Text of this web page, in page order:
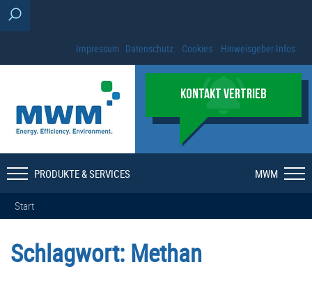
Impressum Datenschutz Cookies Hinweisgeber-Infos
KONTAKT VERTRIEB
PRODUKTE & SERVICES MWM
Start
Schlagwort: Methan